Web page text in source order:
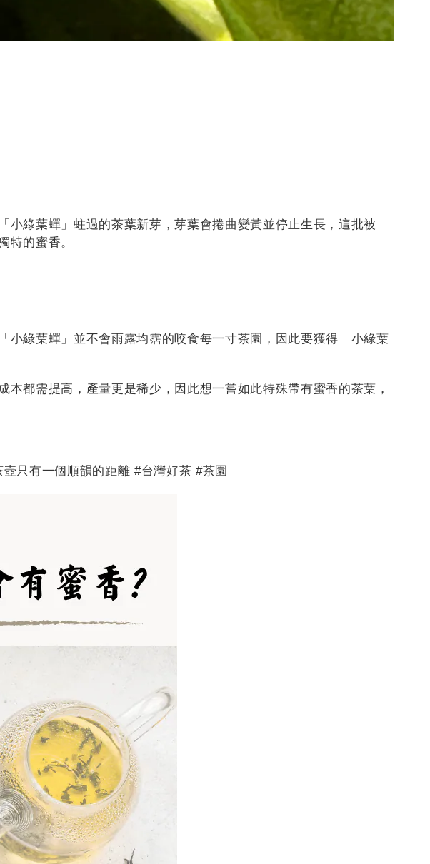
綠葉蟬」蛀過的茶葉新芽，芽葉會捲曲變黃並停止生長，這批被
特的蜜香。
綠葉蟬」並不會雨露均霑的咬食每一寸茶園，因此要獲得「小綠葉
都需提高，產量更是稀少，因此想一嘗如此特殊帶有蜜香的茶葉，
只有一個順韻的距離 #台灣好茶 #茶園